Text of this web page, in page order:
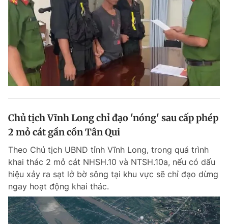
Video Magazine
Sản phẩm khác
Tiện ích Bạn cần biết
Đọc Thanh Niên trên điện thoại
Chủ tịch Vĩnh Long chỉ đạo 'nóng' sau cấp phép
2 mỏ cát gần cồn Tân Qui
Theo Chủ tịch UBND tỉnh Vĩnh Long, trong quá trình
khai thác 2 mỏ cát NHSH.10 và NTSH.10a, nếu có dấu
hiệu xảy ra sạt lở bờ sông tại khu vực sẽ chỉ đạo dừng
ngay hoạt động khai thác.